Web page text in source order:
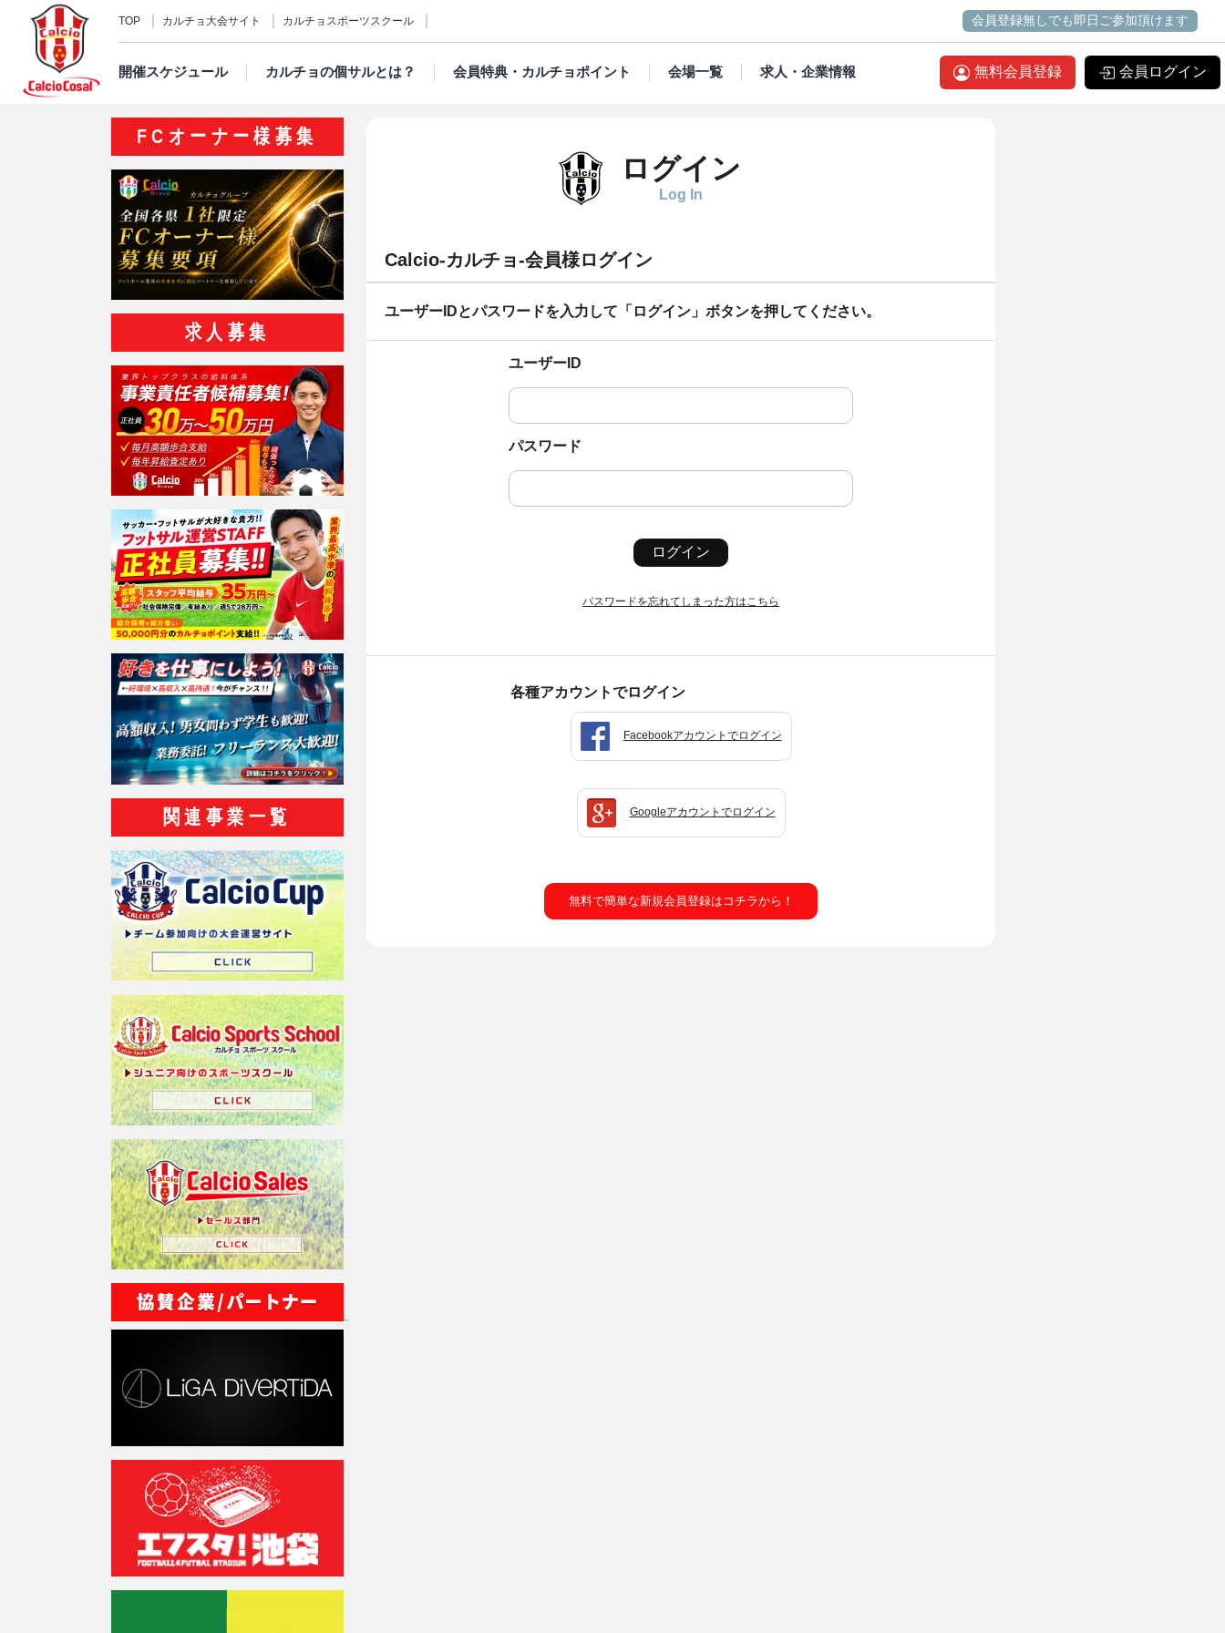
TOP カルチョ大会サイト カルチョスポーツスクール 会員登録無しでも即日ご参加頂けます
開催スケジュール カルチョの個サルとは？ 会員特典・カルチョポイント 会場一覧 求人・企業情報 無料会員登録 会員ログイン
FCオーナー様募集
求人募集
関連事業一覧
ログイン
Log In
Calcio-カルチョ-会員様ログイン
ユーザーIDとパスワードを入力して「ログイン」ボタンを押してください。
ユーザーID
パスワード
ログイン
パスワードを忘れてしまった方はこちら
各種アカウントでログイン
Facebookアカウントでログイン
Googleアカウントでログイン
無料で簡単な新規会員登録はコチラから！